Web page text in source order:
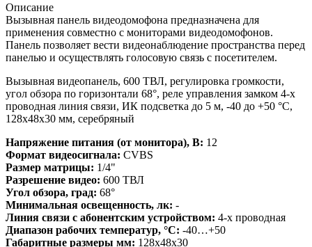
Описание
Вызывная панель видеодомофона предназначена для
применения совместно с мониторами видеодомофонов.
Панель позволяет вести видеонаблюдение пространства перед
панелью и осуществлять голосовую связь с посетителем.
Вызывная видеопанель, 600 ТВЛ, регулировка громкости,
угол обзора по горизонтали 68°, реле управления замком 4-х
проводная линия связи, ИК подсветка до 5 м, -40 до +50 °С,
128х48х30 мм, серебряный
Напряжение питания (от монитора), В: 12
Формат видеосигнала: CVBS
Размер матрицы: 1/4"
Разрешение видео: 600 ТВЛ
Угол обзора, град: 68°
Минимальная освещенность, лк: -
Линия связи с абонентским устройством: 4-х проводная
Диапазон рабочих температур, °С: -40…+50
Габаритные размеры мм: 128х48х30